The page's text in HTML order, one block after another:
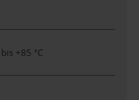
+85 °C